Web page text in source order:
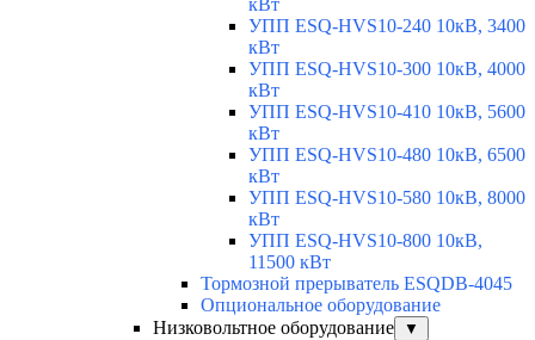
кВт
УПП ESQ-HVS10-240 10кВ, 3400
кВт
УПП ESQ-HVS10-300 10кВ, 4000
кВт
УПП ESQ-HVS10-410 10кВ, 5600
кВт
УПП ESQ-HVS10-480 10кВ, 6500
кВт
УПП ESQ-HVS10-580 10кВ, 8000
кВт
УПП ESQ-HVS10-800 10кВ,
11500 кВт
Тормозной прерыватель ESQDB-4045
Опциональное оборудование
Низковольтное оборудование
▼